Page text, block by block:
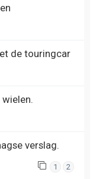
de touringcar
verslag.
1 2